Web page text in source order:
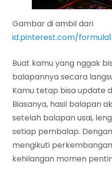
Gambar di ambil dari
id.pinterest.com/
Buat kamu yang nggak
balapannya secara
Kamu tetap bisa update
Biasanya, hasil balapan
setelah balapan usai,
setiap pembalap.
mengikuti
kehilangan momen